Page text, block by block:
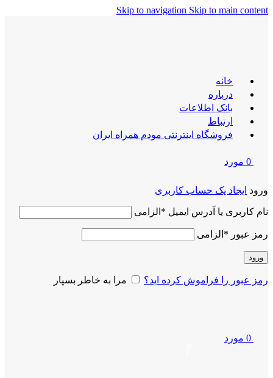
Skip to navigation Skip to main content
خانه
درباره
بانک اطلاعات
ارتباط
فروشگاه اینترنتی مودم همراه ایران
0 مورد
ورود ایجاد یک حساب کاربری
نام کاربری یا آدرس ایمیل * الزامی
رمز عبور * الزامی
ورود
رمز عبور را فراموش کرده اید؟ مرا به خاطر بسپار
0 مورد